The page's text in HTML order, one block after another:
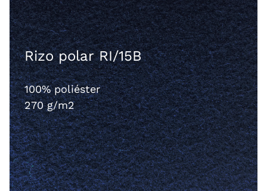
Rizo polar RI/15B
100% poliéster
270 g/m2